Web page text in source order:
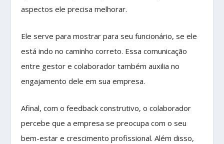
aspectos ele precisa melhorar.
Ele serve para mostrar para seu funcionário, se ele
está indo no caminho correto. Essa comunicação
entre gestor e colaborador também auxilia no
engajamento dele em sua empresa.
Afinal, com o feedback construtivo, o colaborador
percebe que a empresa se preocupa com o seu
bem-estar e crescimento profissional. Além disso,